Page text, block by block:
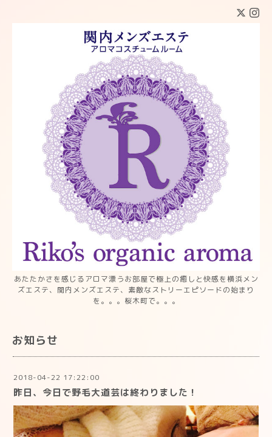
あたたかさを感じるアロマ漂うお部屋で極上の癒しと快感を横浜メン
ズエステ、関内メンズエステ、素敵なストリーエピソードの始まり
を。。。桜木町で。。。
お知らせ
2018-04-22 17:22:00
昨日、今日で野毛大道芸は終わりました！